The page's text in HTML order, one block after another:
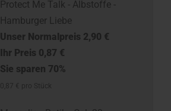
Protect Me Talk - Albstoffe -
Hamburger Liebe
Unser Normalpreis 2,90 €
Ihr Preis 0,87 €
Sie sparen 70%